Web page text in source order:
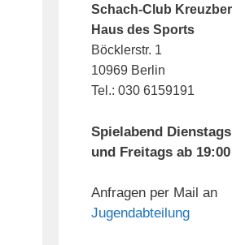
Schach-Club
Haus des Sports
Böcklerstr. 1
10969 Berlin
Tel.: 030 6159191
Spielabend
und Freitags ab
Anfragen per Mail an
Jugendabteilung